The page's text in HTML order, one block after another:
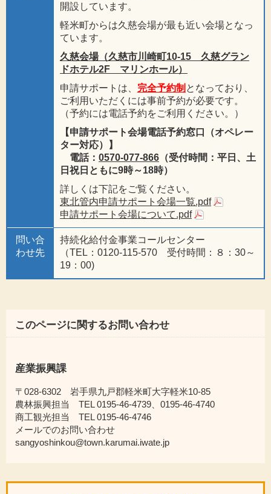
開設しています。
軽米町からは久慈会場が最も近い会場となっ
ています。
久慈会場（久慈市川崎町10-15 久慈グラン
ドホテル2F マリンホール）
申請サポートは、 完全予約制 となっており、
ご利用いただくには事前予約が必要です。
（予約には電話予約をご利用ください。）
【申請サポート会場電話予約窓口（オペレー
ター対応）】
電話： 0570-077-866 （受付時間：平日、土
日祝日ともに9時～18時）
詳しくは下記をご覧ください。
東北管内申請サポート会場一覧.pdf
申請サポート会場について.pdf
問い合
わせ先
持続化給付金事業コールセンター
（TEL：0120-115-570 受付時間：８：30～
19：00)
このページに関するお問い合わせ
産業振興課
〒028-6302 岩手県九戸郡軽米町大字軽米10-85
農林振興担当 TEL 0195-46-4739、0195-46-4740
商工観光担当 TEL 0195-46-4746
メールでのお問い合わせ
sangyoshinkou@town.karumai.iwate.jp